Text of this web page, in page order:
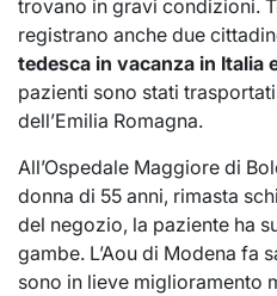
trovano in gravi condizioni.
registrano anche due
tedesca in vacanza in Italia
pazienti sono stati
dell’Emilia Romagna.
All’Ospedale Maggiore di
donna di 55 anni, rimasta
del negozio, la paziente ha
gambe. L’Aou di Modena fa
sono in lieve miglioramento